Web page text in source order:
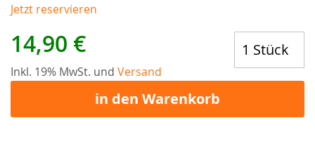
Jetzt reservieren
14,90 €
Inkl. 19% MwSt. und Versand
in den Warenkorb